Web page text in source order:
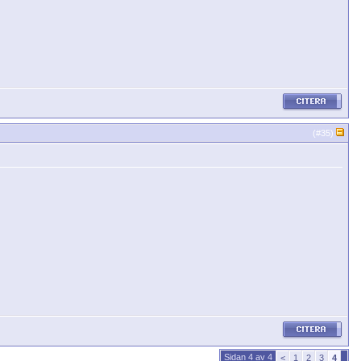
(#35)
Sidan 4 av 4 < 1 2 3 4